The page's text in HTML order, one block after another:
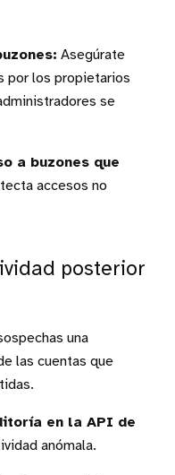
Asegúrate
por los propietarios
se
a buzones que
accesos no
posterior
una
las cuentas que
en la API de
anómala.